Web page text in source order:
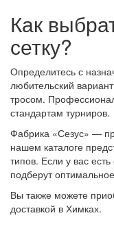
Как
сетку?
Определитесь с
любительский
тросом.
стандартам турниров.
Фабрика «Сезус» —
нашем каталоге
типов. Если у вас
подберут
Вы также можете
доставкой в Химках.